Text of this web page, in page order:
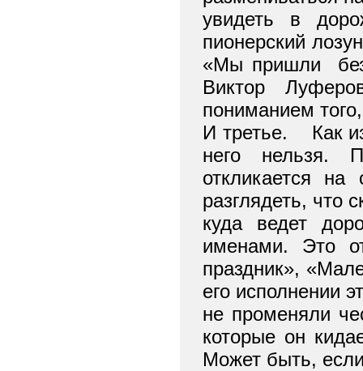
увидеть в
пионерский
«Мы пришли
Виктор
пониманием
И третье.
Как
него нельзя.
откликается
разглядеть, что
куда ведет
именами. Это
праздник»,
его исполнении
не променяли
которые он
Может быть,